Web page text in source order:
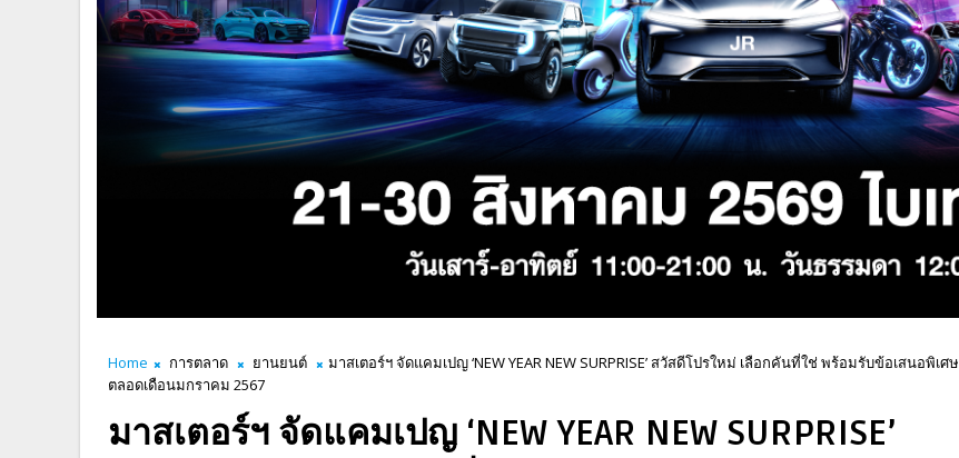
Home การตลาด ยานยนต์
มาสเตอร์ฯ จัดแคมเปญ ‘NEW YEAR NEW SURPRISE’ สวัสดีโปรใหม่ เลือกคันที่ใช่ พร้อมรับข้อเสนอพิเศษ
ตลอดเดือนมกราคม 2567
มาสเตอร์ฯ จัดแคมเปญ ‘NEW YEAR NEW SURPRISE’